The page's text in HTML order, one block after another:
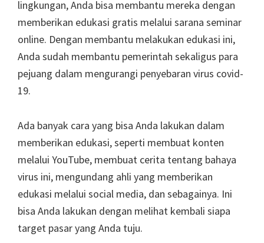
lingkungan, Anda bisa membantu mereka dengan
memberikan edukasi gratis melalui sarana seminar
online. Dengan membantu melakukan edukasi ini,
Anda sudah membantu pemerintah sekaligus para
pejuang dalam mengurangi penyebaran virus covid-
19.
Ada banyak cara yang bisa Anda lakukan dalam
memberikan edukasi, seperti membuat konten
melalui YouTube, membuat cerita tentang bahaya
virus ini, mengundang ahli yang memberikan
edukasi melalui social media, dan sebagainya. Ini
bisa Anda lakukan dengan melihat kembali siapa
target pasar yang Anda tuju.